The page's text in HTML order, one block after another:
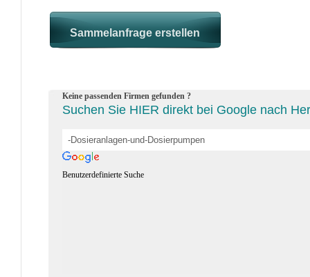
Keine passenden Firmen gefunden ?
Suchen Sie HIER direkt bei Google nach
Benutzerdefinierte Suche